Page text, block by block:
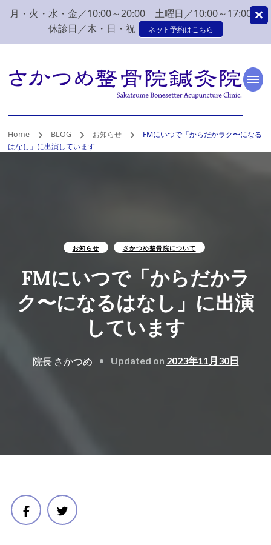
月・火・水・金／10:00～20:00 土曜日／10:00～17:00
休診日／木・日・祝
ネット予約はこちら
新潟市 秋葉区 肩こり
腰痛 整体 鍼灸はさか
鍼灸院へ。みなさまの気持ちに寄り添い、丁寧な問診、治療をさせて
Home BLOG お知らせ
FMにいつで「からだかラク〜になる
はなし」に出演しています
お知らせ さかつめ整骨院について
FMにいつで「からだかラ
ク〜になるはなし」に出演
しています
院長 さかつめ Updated on 2023年11月30日